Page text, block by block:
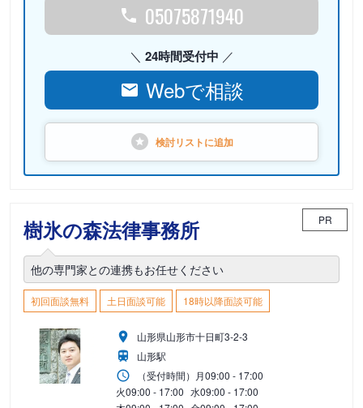
05075871940
24時間受付中
Webで相談
検討リストに追加
樹氷の森法律事務所 PR
他の専門家との連携もお任せください
初回面談無料 土日面談可能 18時以降面談可能
山形県山形市十日町3-2-3
山形駅
（受付時間） 月09:00 - 17:00
火09:00 - 17:00 水09:00 - 17:00